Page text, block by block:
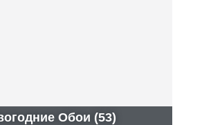
Обои (53)